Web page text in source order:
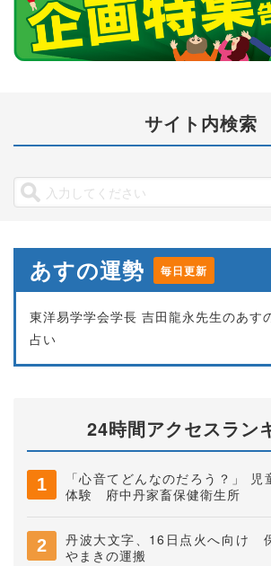
サイト内検索
あすの運勢 毎日更新
東洋易学学会学長 吉田龍永先生のあす
占い
24時間アクセスラン
「心音てどんなのだろう？」
体験 府中丹家畜保健衛生所
丹波大文字、16日点火へ向け
やまきの運搬